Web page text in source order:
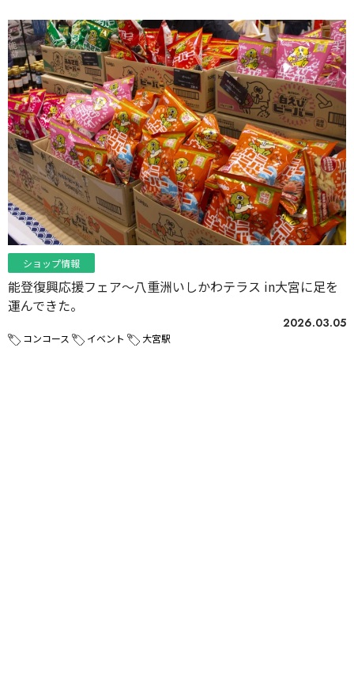
ショップ情報
能登復興応援フェア〜八重洲いしかわテラス in大宮に足を
運んできた。
2026.03.05
コンコース イベント 大宮駅